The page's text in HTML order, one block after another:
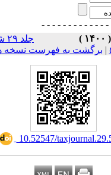
- - - - - - - - - - - -
برگشت به فهرست نسخه ها
10.52547/